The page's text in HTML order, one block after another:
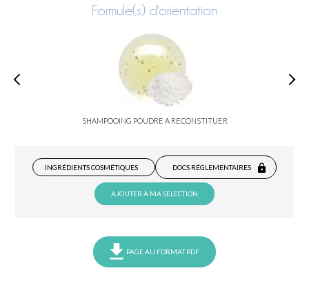
Formule(s) d'orientation
SHAMPOOING POUDRE A RECONSTITUER
INGRÉDIENTS COSMÉTIQUES DOCS RÉGLEMENTAIRES
AJOUTER À MA SELECTION
PAGE AU FORMAT PDF